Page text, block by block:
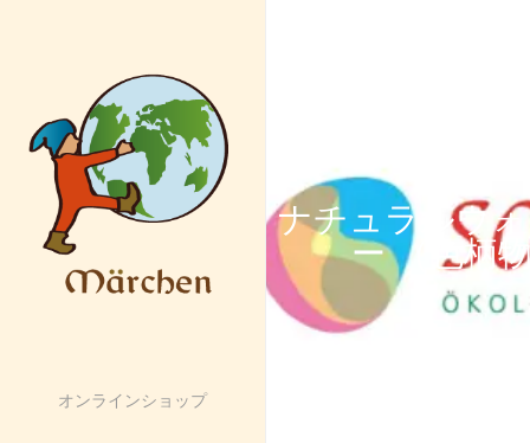
オンラインショップ
ナチュラルウ
ー （色柄